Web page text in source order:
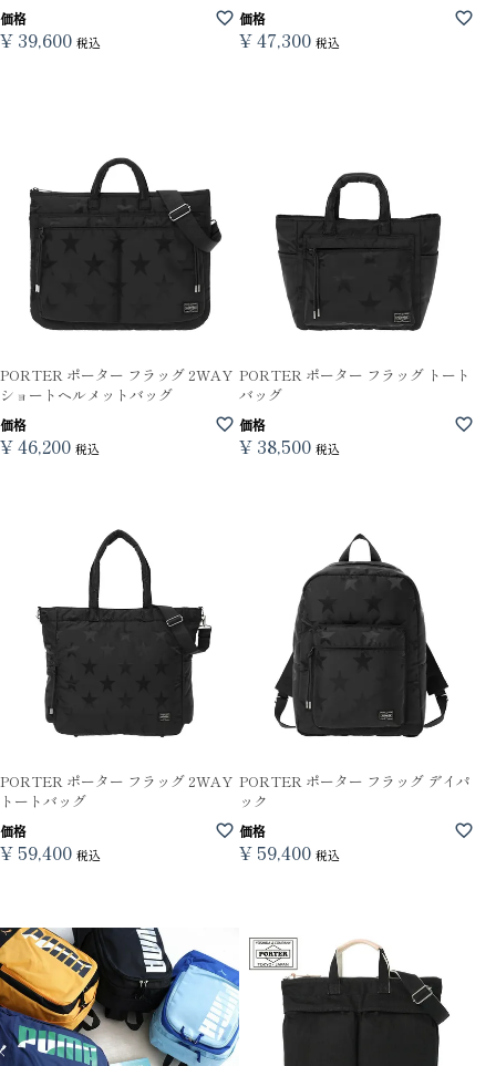
価格
¥ 39,600 税込
価格
¥47,300 税込
PORTER ポーター フラッグ 2WAY
ショートヘルメットバッグ
価格
¥46,200 税込
PORTER ポーター フラッグ トート
バッグ
価格
¥ 38,500 税込
PORTER ポーター フラッグ 2WAY
トートバッグ
価格
¥ 59,400 税込
PORTER ポーター フラッグ デイパ
ック
価格
¥ 59,400 税込